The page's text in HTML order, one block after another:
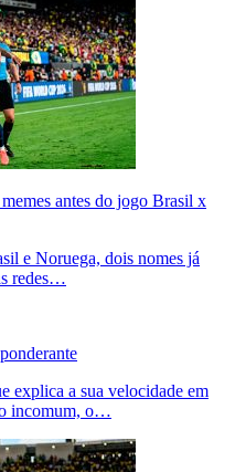
antes do jogo Brasil x
e Noruega, dois nomes já
redes…
explica a sua velocidade em
incomum, o…